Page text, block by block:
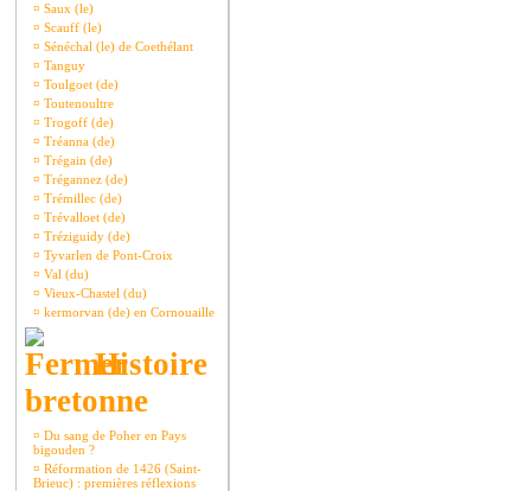
¤ Saux (le)
¤ Scauff (le)
¤ Sénéchal (le) de Coethélant
¤ Tanguy
¤ Toulgoet (de)
¤ Toutenoultre
¤ Trogoff (de)
¤ Tréanna (de)
¤ Trégain (de)
¤ Trégannez (de)
¤ Trémillec (de)
¤ Trévalloet (de)
¤ Tréziguidy (de)
¤ Tyvarlen de Pont-Croix
¤ Val (du)
¤ Vieux-Chastel (du)
¤ kermorvan (de) en Cornouaille
Histoire
bretonne
¤ Du sang de Poher en Pays
bigouden ?
¤ Réformation de 1426 (Saint-
Brieuc) : premières réflexions